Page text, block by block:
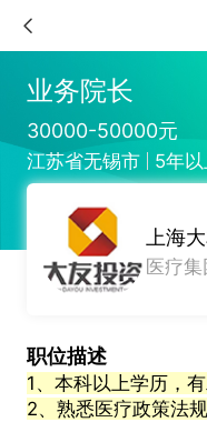
业务院长
30000-50000元
江苏省无锡市 5年以
医疗集
职位描述
1、本科以上学历，
2、熟悉医疗政策法